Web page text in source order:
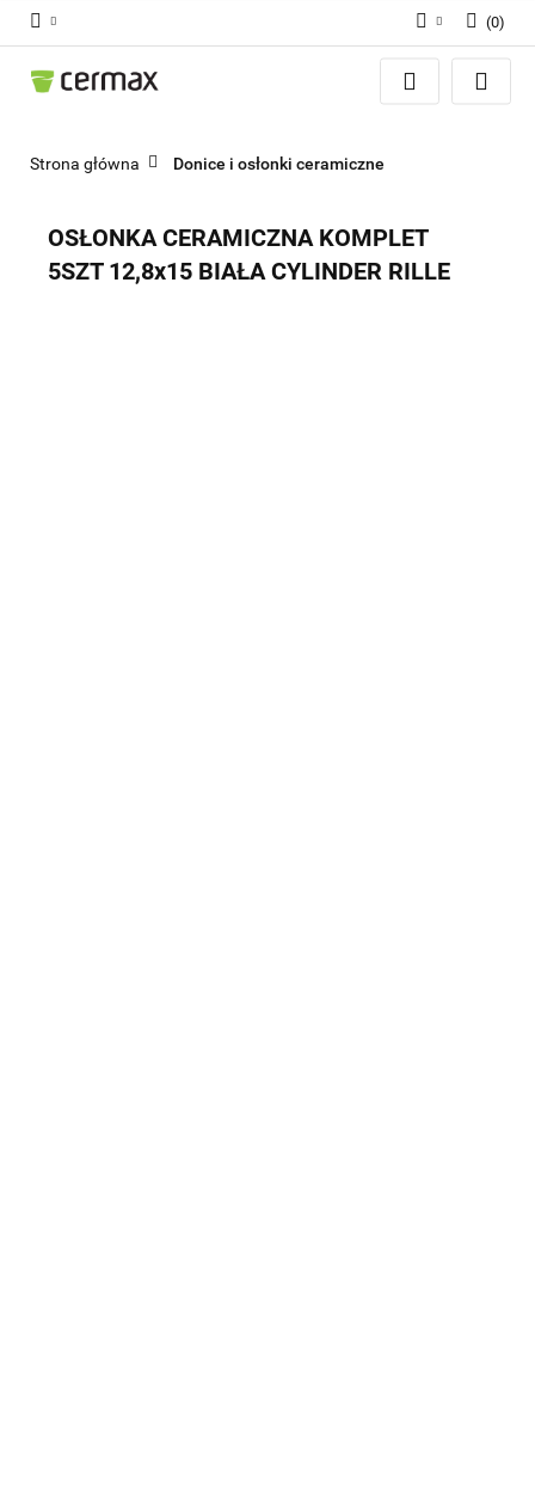
Zaloguj się
(0)
Strona główna Donice i osłonki ceramiczne
OSŁONKA CERAMICZNA KOMPLET
5SZT 12,8x15 BIAŁA CYLINDER RILLE